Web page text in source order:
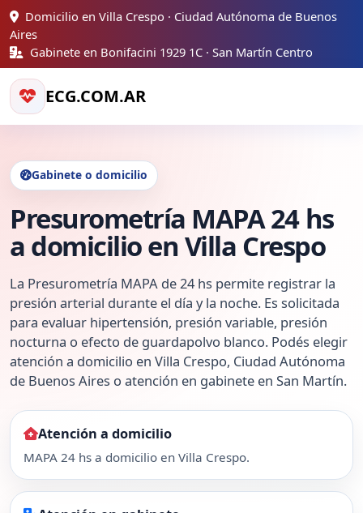
Domicilio en Villa Crespo · Ciudad Autónoma de Buenos
Aires
Gabinete en Bonifacini 1929 1C · San Martín Centro
ECG.COM.AR
Gabinete o domicilio
Presurometría MAPA 24 hs
a domicilio en Villa Crespo
La Presurometría MAPA de 24 hs permite registrar la
presión arterial durante el día y la noche. Es solicitada
para evaluar hipertensión, presión variable, presión
nocturna o efecto de guardapolvo blanco. Podés elegir
atención a domicilio en Villa Crespo, Ciudad Autónoma
de Buenos Aires o atención en gabinete en San Martín.
Atención a domicilio
MAPA 24 hs a domicilio en Villa Crespo.